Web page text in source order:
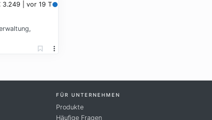
3.249 | vor 19 T
FÜR UNTERNEHMEN
Produkte
Häufige Fragen